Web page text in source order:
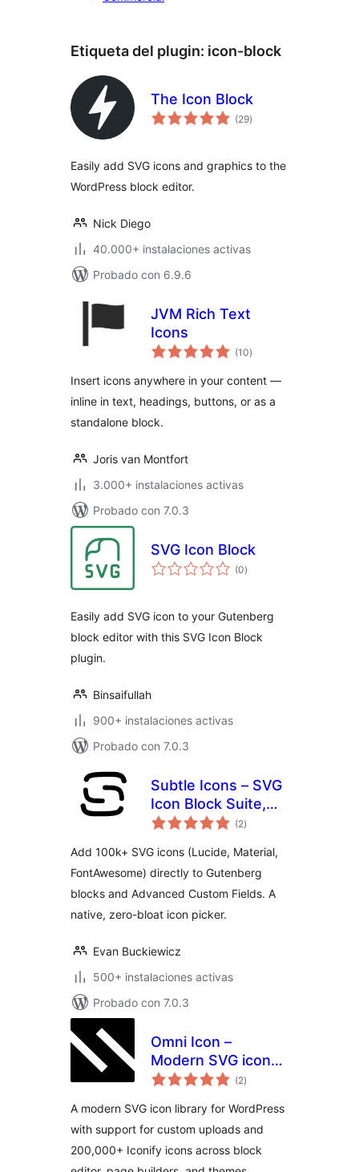
Etiqueta del plugin: icon-block
The Icon Block
(29total
de
)
Easily add SVG icons and graphics to the
WordPress block editor.
Nick Diego
40.000+ instalaciones activas
Probado con 6.9.6
JVM Rich Text
Icons
(10total
de
)
Insert icons anywhere in your content —
inline in text, headings, buttons, or as a
standalone block.
Joris van Montfort
3.000+ instalaciones activas
Probado con 7.0.3
SVG Icon Block
(0total
de
)
Easily add SVG icon to your Gutenberg
block editor with this SVG Icon Block
plugin.
Binsaifullah
900+ instalaciones activas
Probado con 7.0.3
Subtle Icons – SVG
Icon Block Suite,
Icon Picker & ACF
(2total
de
)
Add 100k+ SVG icons (Lucide, Material,
FontAwesome) directly to Gutenberg
blocks and Advanced Custom Fields. A
native, zero-bloat icon picker.
Evan Buckiewicz
500+ instalaciones activas
Probado con 7.0.3
Omni Icon –
Modern SVG icon
library for
(2total
de
)
A modern SVG icon library for WordPress
with support for custom uploads and
200,000+ Iconify icons across block